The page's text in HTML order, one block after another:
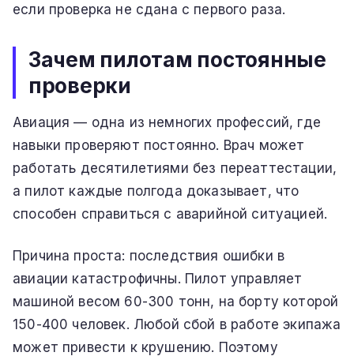
если проверка не сдана с первого раза.
Зачем пилотам постоянные
проверки
Авиация — одна из немногих профессий, где
навыки проверяют постоянно. Врач может
работать десятилетиями без переаттестации,
а пилот каждые полгода доказывает, что
способен справиться с аварийной ситуацией.
Причина проста: последствия ошибки в
авиации катастрофичны. Пилот управляет
машиной весом 60-300 тонн, на борту которой
150-400 человек. Любой сбой в работе экипажа
может привести к крушению. Поэтому